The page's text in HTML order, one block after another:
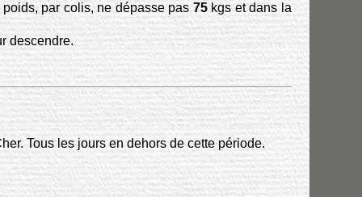
par colis, ne dépasse pas75kgs et dans la
descendre.
Tous les jours en dehors de cette période.